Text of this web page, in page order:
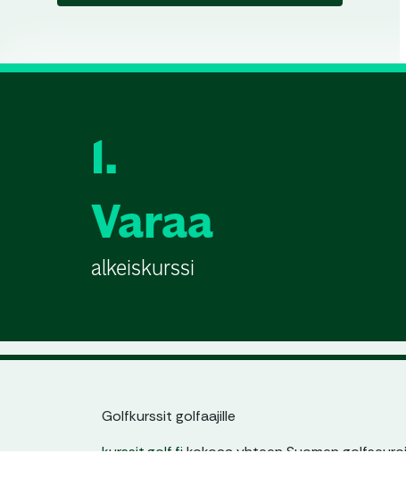
1.
Varaa
alkeiskurssi
Golfkurssit golfaajille
kurssit.golf.fikokoaa yhteen Suomen